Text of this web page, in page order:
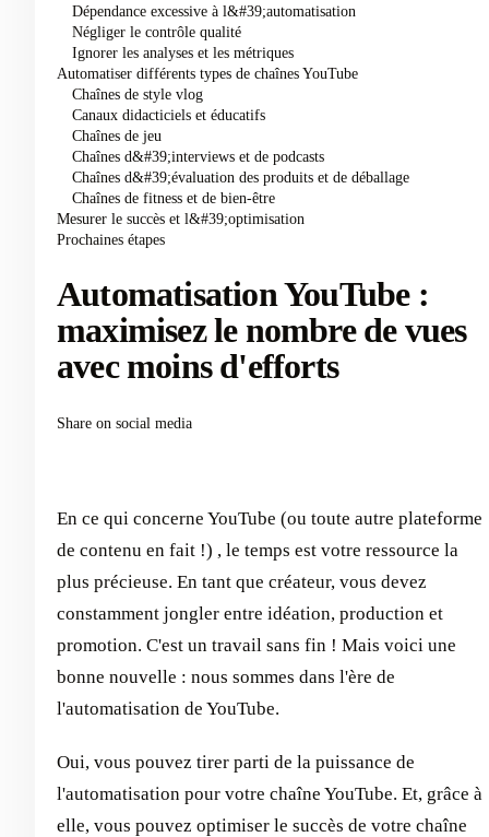
Dépendance excessive à l&#39;automatisation
Négliger le contrôle qualité
Ignorer les analyses et les métriques
Automatiser différents types de chaînes YouTube
Chaînes de style vlog
Canaux didacticiels et éducatifs
Chaînes de jeu
Chaînes d&#39;interviews et de podcasts
Chaînes d&#39;évaluation des produits et de déballage
Chaînes de fitness et de bien-être
Mesurer le succès et l&#39;optimisation
Prochaines étapes
Automatisation YouTube :
maximisez le nombre de vues
avec moins d'efforts
Share on social media
En ce qui concerne YouTube (ou toute autre plateforme
de contenu en fait !) , le temps est votre ressource la
plus précieuse. En tant que créateur, vous devez
constamment jongler entre idéation, production et
promotion. C'est un travail sans fin ! Mais voici une
bonne nouvelle : nous sommes dans l'ère de
l'automatisation de YouTube.
Oui, vous pouvez tirer parti de la puissance de
l'automatisation pour votre chaîne YouTube. Et, grâce à
elle, vous pouvez optimiser le succès de votre chaîne